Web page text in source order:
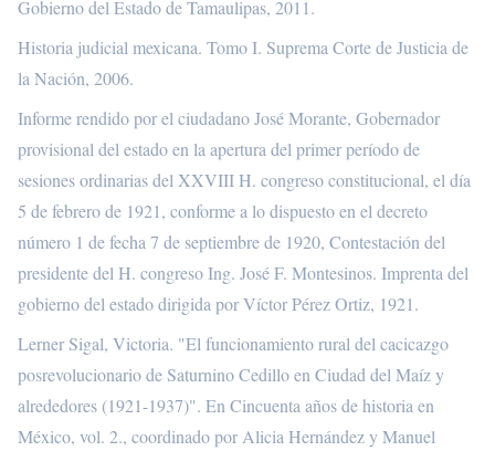
Gobierno del Estado de Tamaulipas, 2011.
Historia judicial mexicana. Tomo I. Suprema Corte de Justicia de
la Nación, 2006.
Informe rendido por el ciudadano José Morante, Gobernador
provisional del estado en la apertura del primer período de
sesiones ordinarias del XXVIII H. congreso constitucional, el día
5 de febrero de 1921, conforme a lo dispuesto en el decreto
número 1 de fecha 7 de septiembre de 1920, Contestación del
presidente del H. congreso Ing. José F. Montesinos. Imprenta del
gobierno del estado dirigida por Víctor Pérez Ortiz, 1921.
Lerner Sigal, Victoria. "El funcionamiento rural del cacicazgo
posrevolucionario de Saturnino Cedillo en Ciudad del Maíz y
alrededores (1921-1937)". En Cincuenta años de historia en
México, vol. 2., coordinado por Alicia Hernández y Manuel